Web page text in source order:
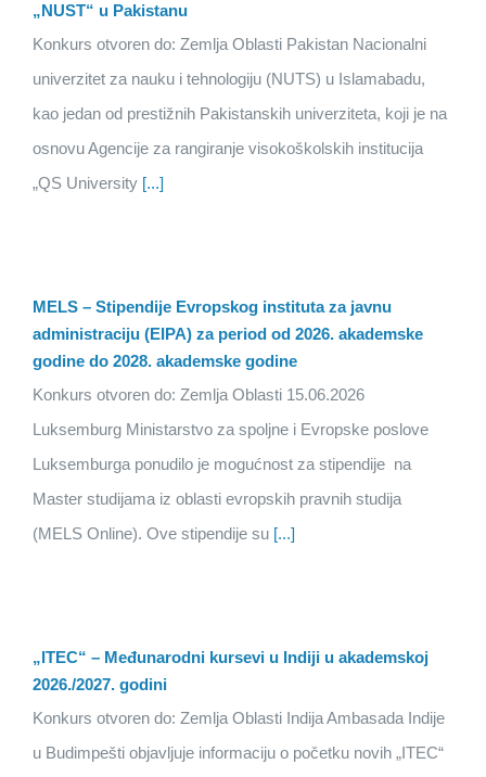
„NUST“ u Pakistanu
Konkurs otvoren do: Zemlja Oblasti Pakistan Nacionalni
univerzitet za nauku i tehnologiju (NUTS) u Islamabadu,
kao jedan od prestižnih Pakistanskih univerziteta, koji je na
osnovu Agencije za rangiranje visokoškolskih institucija
„QS University [...]
MELS – Stipendije Evropskog instituta za javnu
administraciju (EIPA) za period od 2026. akademske
godine do 2028. akademske godine
Konkurs otvoren do: Zemlja Oblasti 15.06.2026
Luksemburg Ministarstvo za spoljne i Evropske poslove
Luksemburga ponudilo je mogućnost za stipendije na
Master studijama iz oblasti evropskih pravnih studija
(MELS Online). Ove stipendije su [...]
„ITEC“ – Međunarodni kursevi u Indiji u akademskoj
2026./2027. godini
Konkurs otvoren do: Zemlja Oblasti Indija Ambasada Indije
u Budimpešti objavljuje informaciju o početku novih „ITEC“